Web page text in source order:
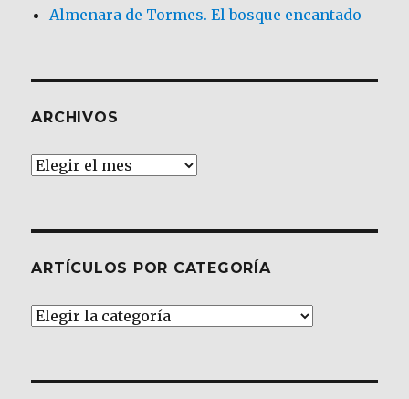
Almenara de Tormes. El bosque encantado
ARCHIVOS
Archivos
ARTÍCULOS POR CATEGORÍA
Artículos